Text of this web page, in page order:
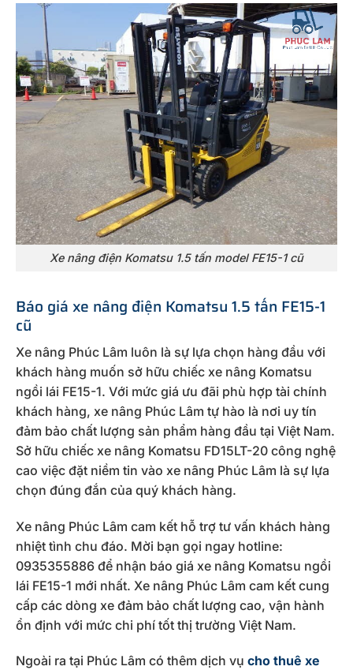
Xe nâng điện Komatsu 1.5 tấn model FE15-1 cũ
Báo giá xe nâng điện Komatsu 1.5 tấn FE15-1
cũ
Xe nâng Phúc Lâm luôn là sự lựa chọn hàng đầu với
khách hàng muốn sở hữu chiếc xe nâng Komatsu
ngồi lái FE15-1. Với mức giá ưu đãi phù hợp tài chính
khách hàng, xe nâng Phúc Lâm tự hào là nơi uy tín
đảm bảo chất lượng sản phẩm hàng đầu tại Việt Nam.
Sở hữu chiếc xe nâng Komatsu FD15LT-20 công nghệ
cao việc đặt niềm tin vào xe nâng Phúc Lâm là sự lựa
chọn đúng đắn của quý khách hàng.
Xe nâng Phúc Lâm cam kết hỗ trợ tư vấn khách hàng
nhiệt tình chu đáo. Mời bạn gọi ngay hotline:
0935355886 để nhận báo giá xe nâng Komatsu ngồi
lái FE15-1 mới nhất. Xe nâng Phúc Lâm cam kết cung
cấp các dòng xe đảm bảo chất lượng cao, vận hành
ổn định với mức chi phí tốt thị trường Việt Nam.
Ngoài ra tại Phúc Lâm có thêm dịch vụ cho thuê xe